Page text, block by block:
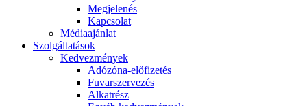
Megjelenés
Kapcsolat
Médiaajánlat
Szolgáltatások
Kedvezmények
Adózóna-előfizetés
Fuvarszervezés
Alkatrész